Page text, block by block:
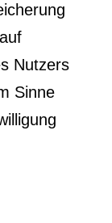
Nutzers
Sinne